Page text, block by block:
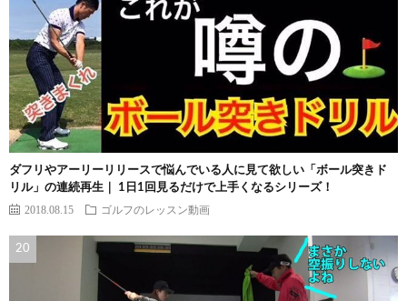
ダフリやアーリーリリースで悩んでいる人に見て欲しい「ボール突きド
リル」の連続再生｜ 1日1回見るだけで上手くなるシリーズ！
2018.08.15 ゴルフのレッスン動画